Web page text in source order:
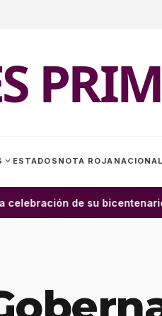
expand_more ESTADOS NOTA ROJA NACIONAL
de su bicentenario •